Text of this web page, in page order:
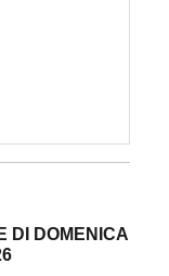
DI DOMENICA